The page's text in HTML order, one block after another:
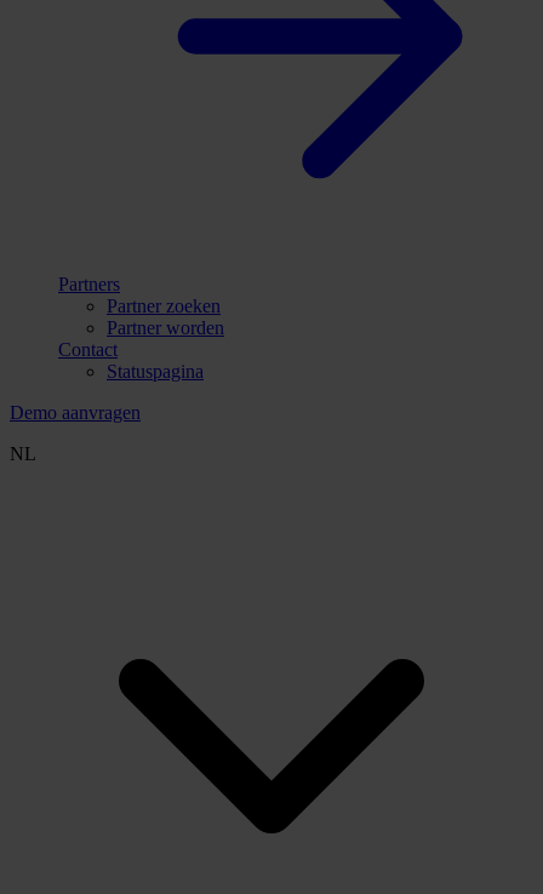
Partners
Partner zoeken
Partner worden
Contact
Statuspagina
Demo aanvragen
NL